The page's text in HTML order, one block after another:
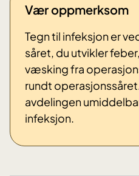
Vær oppmerksom
Tegn til infeksjon er
såret, du utvikler
væsking fra
rundt
avdelingen
infeksjon.